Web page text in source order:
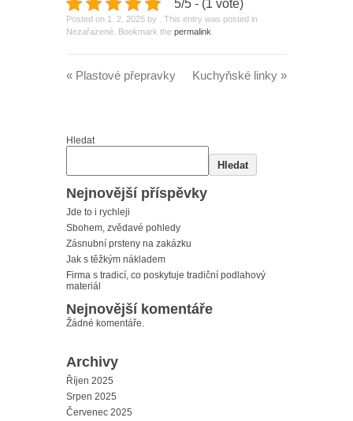
5/5 - (1 vote)
Posted on 1. 2. 2025 by
. This entry was posted in
Nezařazené. Bookmark the permalink
« Plastové přepravky Kuchyňské linky »
Hledat
Hledat
Nejnovější příspěvky
Jde to i rychleji
Sbohem, zvědavé pohledy
Zásnubní prsteny na zakázku
Jak s těžkým nákladem
Firma s tradicí, co poskytuje tradiční podlahový
materiál
Nejnovější komentáře
Žádné komentáře.
Archivy
Říjen 2025
Srpen 2025
Červenec 2025